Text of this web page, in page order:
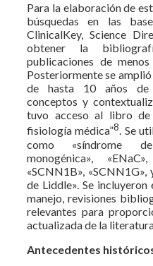
Para la elaboración de
búsquedas en las
ClinicalKey, Science
obtener la
publicaciones de
Posteriormente se
de hasta 10 años de
conceptos y
tuvo acceso al libro
fisiología médica”8. Se
como «síndrome
monogénica»,
«SCNN1B»,
de Liddle». Se
manejo, revisiones
relevantes para
actualizada de la
Antecedentes